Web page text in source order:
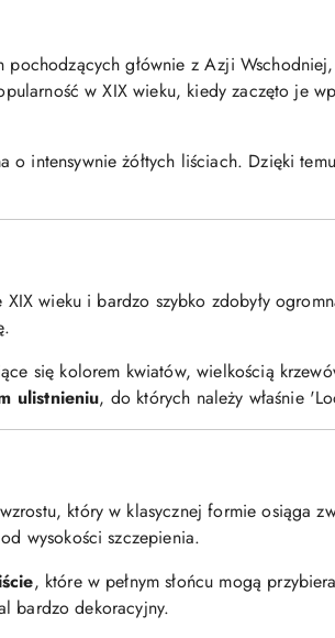
głównie z Azji
w XIX wieku, kiedy zaczęto je
o intensywnie żółtych liściach. Dzięki
wieku i bardzo szybko zdobyły
się kolorem kwiatów, wielkością
ulistnieniu, do których należy właśnie
który w klasycznej formie osiąga
wysokości szczepienia.
, które w pełnym słońcu mogą
bardzo dekoracyjny.